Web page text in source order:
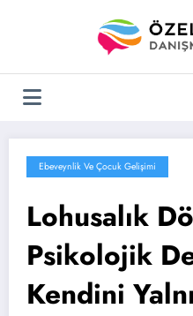
Ebeveynlik Ve Çocuk Gelişimi
Lohusalık
Psikolojik
Kendini